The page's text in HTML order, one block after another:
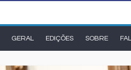
GERAL EDIÇÕES SOBRE